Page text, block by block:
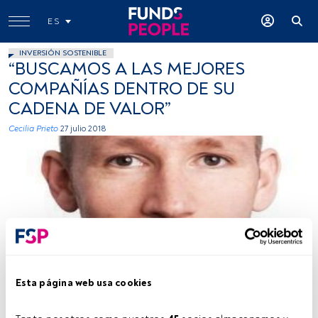
Esta página web usa cookies
ES
INVERSIÓN SOSTENIBLE
“BUSCAMOS A LAS MEJORES
COMPAÑÍAS DENTRO DE SU
CADENA DE VALOR”
Cecilia Prieto 27 julio 2018
Tiempo lectura: